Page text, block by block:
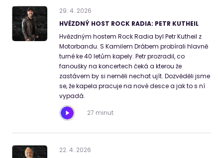
29. 4. 2026
HVĚZDNÝ HOST ROCK RADIA: PETR KUTHEIL
Hvězdným hostem Rock Radia byl Petr Kutheil z
Motorbandu. S Kamilem Drábem probírali hlavně
turné ke 40 letům kapely. Petr prozradil, co
fanoušky na koncertech čeká a kterou že
zastávem by si neměli nechat ujít. Dozvěděli jsme
se, že kapela pracuje na nové desce a jak to s ní
vypadá.
27 minut
22. 4. 2026